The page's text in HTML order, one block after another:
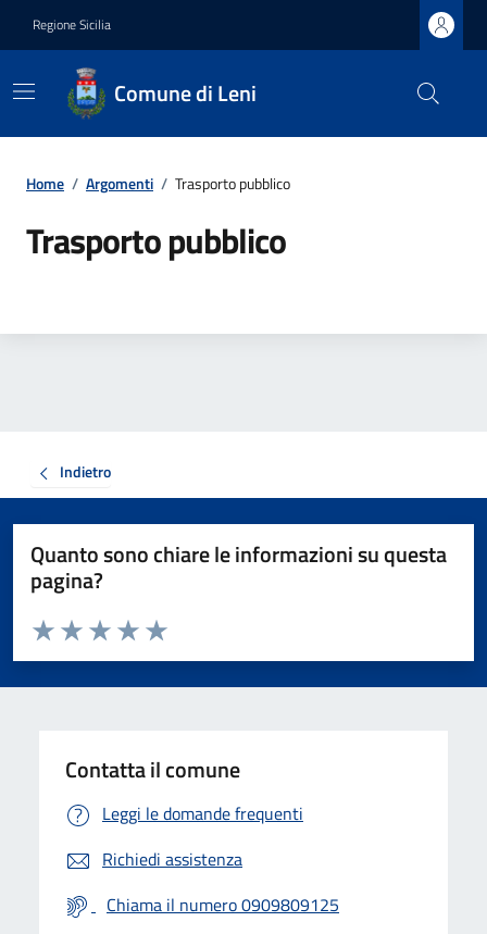
Regione Sicilia
Comune di Leni
Home / Argomenti / Trasporto pubblico
Trasporto pubblico
Indietro
Quanto sono chiare le informazioni su questa
pagina?
Valuta da 1 a 5 stelle la pagina
Valuta 5 stelle su 5
Valuta 4 stelle su 5
Valuta 3 stelle su 5
Valuta 2 stelle su 5
Valuta 1 stelle su 5
Contatta il comune
Leggi le domande frequenti
Richiedi assistenza
Chiama il numero 0909809125